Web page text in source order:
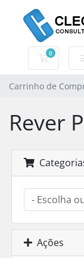
0
Carrinho
Carrinho de
Rever
Ações